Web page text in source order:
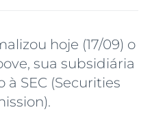
hoje (17/09) o
sua subsidiária
SEC (Securities